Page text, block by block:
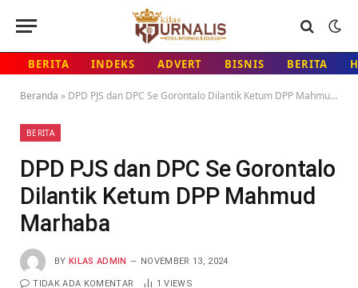
BERITA INDEKS ADVERT BISNIS BERITA
Beranda » DPD PJS dan DPC Se Gorontalo Dilantik Ketum DPP Mahmud Marhaba
BERITA
DPD PJS dan DPC Se Gorontalo
Dilantik Ketum DPP Mahmud
Marhaba
BY KILAS ADMIN NOVEMBER 13, 2024
TIDAK ADA KOMENTAR 1VIEWS